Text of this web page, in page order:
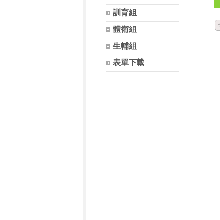
訓育組
體衛組
生輔組
表單下載